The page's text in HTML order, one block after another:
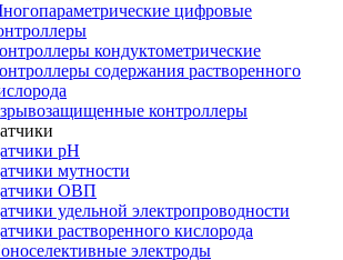
цифровые
кондуктометрические
содержания растворенного
контроллеры
рН
мутности
ОВП
удельной электропроводности
растворенного кислорода
электроды